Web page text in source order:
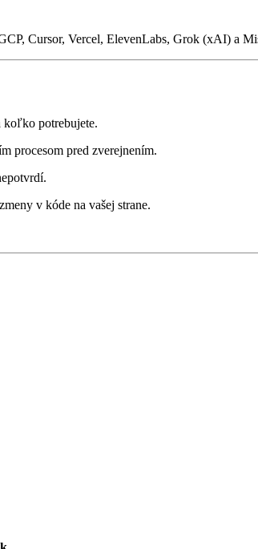
Cursor, Vercel, ElevenLabs, Grok (xAI) a
koľko potrebujete.
procesom pred zverejnením.
v kóde na vašej strane.